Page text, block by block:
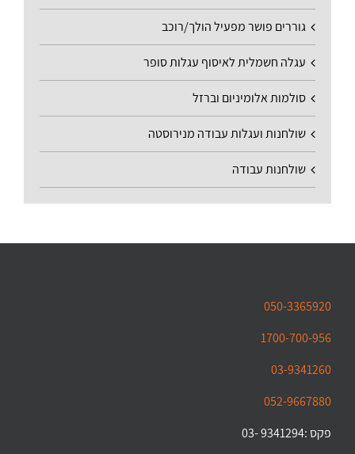
גוררים פושר מפעיל הולך/רוכב
עגלה חשמלית לאיסוף עגלות סופר
סולמות אלומיניום וברזל
שולחנות ועגלות עבודה מנירוסטה
שולחנות עבודה
050-3365920
1700-700-956
03-9341260
052-9667880
פקס :9341294 -03